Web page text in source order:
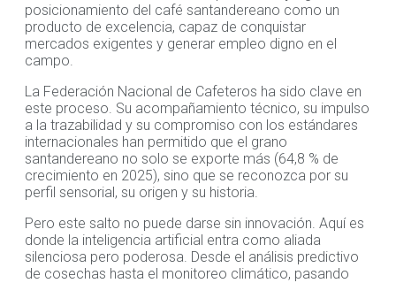
posicionamiento del café santandereano como un
producto de excelencia, capaz de conquistar
mercados exigentes y generar empleo digno en el
campo.
La Federación Nacional de Cafeteros ha sido clave en
este proceso. Su acompañamiento técnico, su impulso
a la trazabilidad y su compromiso con los estándares
internacionales han permitido que el grano
santandereano no solo se exporte más (64,8 % de
crecimiento en 2025), sino que se reconozca por su
perfil sensorial, su origen y su historia.
Pero este salto no puede darse sin innovación. Aquí es
donde la inteligencia artificial entra como aliada
silenciosa pero poderosa. Desde el análisis predictivo
de cosechas hasta el monitoreo climático, pasando